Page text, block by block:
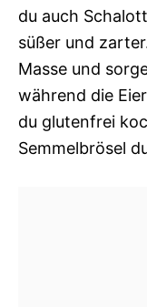
du auch
süßer und
Masse und
während die
du glutenfrei
Semmelbrösel